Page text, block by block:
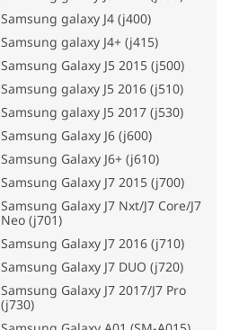
Samsung galaxy J4 (j400)
Samsung galaxy J4+ (j415)
Samsung Galaxy J5 2015 (j500)
Samsung galaxy J5 2016 (j510)
Samsung galaxy J5 2017 (j530)
Samsung Galaxy J6 (j600)
Samsung Galaxy J6+ (j610)
Samsung Galaxy J7 2015 (j700)
Samsung Galaxy J7 Nxt/J7 Core/J7
Neo (j701)
Samsung Galaxy J7 2016 (j710)
Samsung Galaxy J7 DUO (j720)
Samsung Galaxy J7 2017/J7 Pro
(j730)